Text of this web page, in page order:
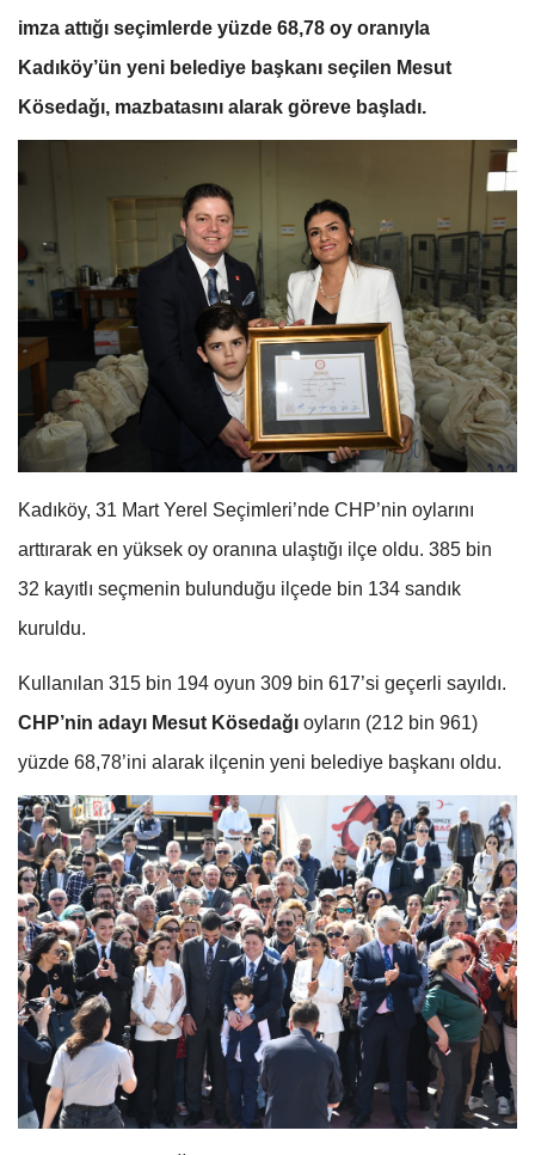
imza attığı seçimlerde yüzde 68,78 oy oranıyla
Kadıköy’ün yeni belediye başkanı seçilen Mesut
Kösedağı, mazbatasını alarak göreve başladı.
Kadıköy, 31 Mart Yerel Seçimleri’nde CHP’nin oylarını
arttırarak en yüksek oy oranına ulaştığı ilçe oldu. 385 bin
32 kayıtlı seçmenin bulunduğu ilçede bin 134 sandık
kuruldu.
Kullanılan 315 bin 194 oyun 309 bin 617’si geçerli sayıldı.
CHP’nin adayı Mesut Kösedağı oyların (212 bin 961)
yüzde 68,78’ini alarak ilçenin yeni belediye başkanı oldu.